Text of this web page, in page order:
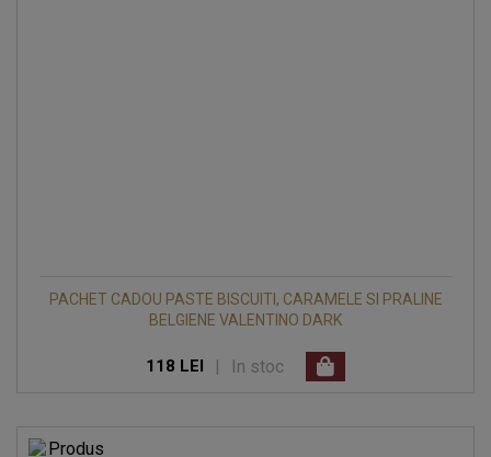
PACHET CADOU PASTE BISCUITI, CARAMELE SI PRALINE
BELGIENE VALENTINO DARK
118 LEI | In stoc